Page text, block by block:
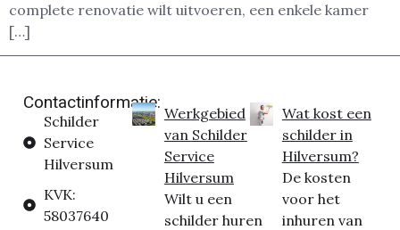
complete renovatie wilt uitvoeren, een enkele kamer
[…]
Contactinformatie:
Schilder
Service
Hilversum
KVK:
58037640
Werkgebied
van Schilder
Service
Hilversum
Wilt u een
schilder huren
Wat kost een
schilder in
Hilversum?
De kosten
voor het
inhuren van